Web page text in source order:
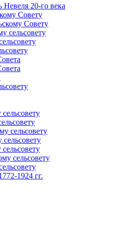
20-го века
Совету
Совету
сельсовету
сельсовету
сельсовету
1924 гг.